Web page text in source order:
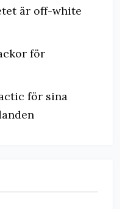
är off-white
för
för sina